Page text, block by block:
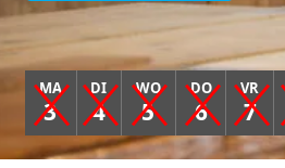
MA
3
DI
4
WO
5
DO
6
VR
7